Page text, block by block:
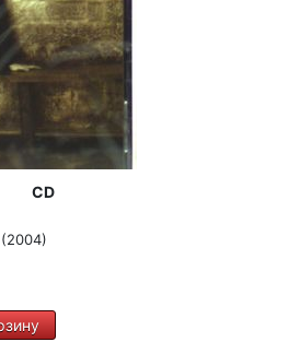
CD
(2004)